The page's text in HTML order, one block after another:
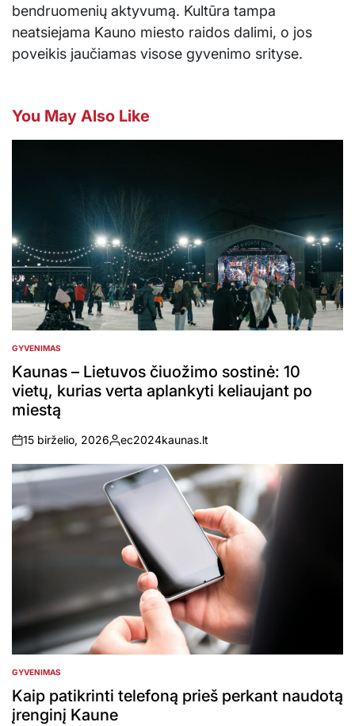
bendruomenių aktyvumą. Kultūra tampa
neatsiejama Kauno miesto raidos dalimi, o jos
poveikis jaučiamas visose gyvenimo srityse.
You May Also Like
POSTED
IN
GYVENIMAS
Kaunas – Lietuvos čiuožimo sostinė: 10
vietų, kurias verta aplankyti keliaujant po
miestą
on
15 birželio, 2026
Posted
by
ec2024kaunas.lt
POSTED
IN
GYVENIMAS
Kaip patikrinti telefoną prieš perkant naudotą
įrenginį Kaune